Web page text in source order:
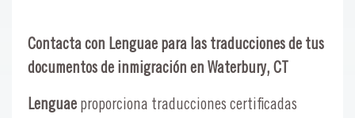
Contacta con Lenguae para las traducciones de tus
documentos de inmigración en Waterbury, CT
Lenguae proporciona traducciones certificadas